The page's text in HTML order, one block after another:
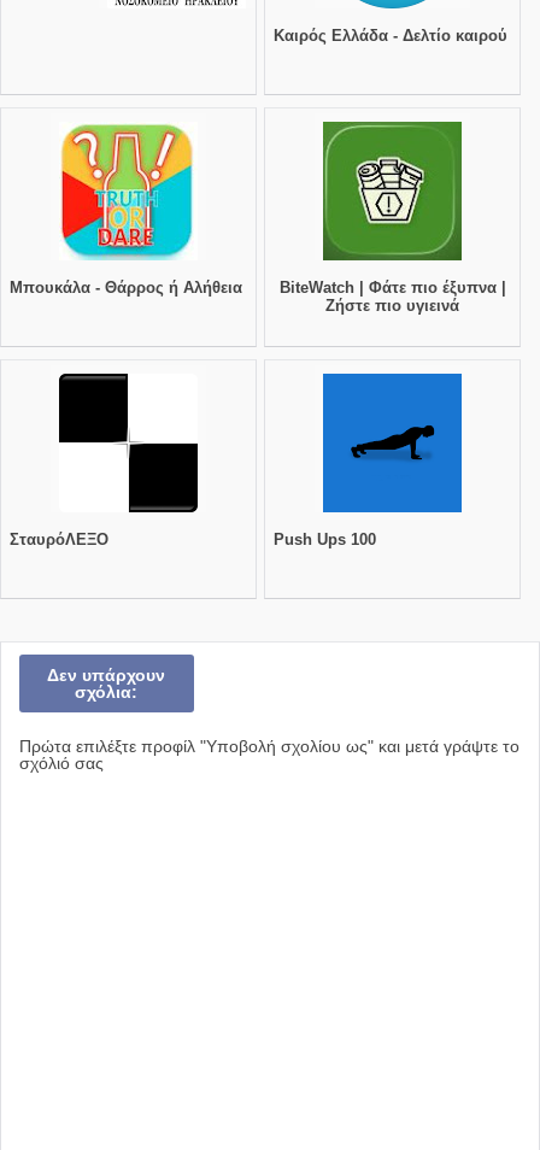
Καιρός Ελλάδα - Δελτίο καιρού
Μπουκάλα - Θάρρος ή Αλήθεια
BiteWatch | Φάτε πιο έξυπνα |
Ζήστε πιο υγιεινά
ΣταυρόΛΕΞΟ Push Ups 100
Δεν υπάρχουν
σχόλια:
Πρώτα επιλέξτε προφίλ "Υποβολή σχολίου ως" και μετά γράψτε το
σχόλιό σας